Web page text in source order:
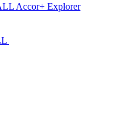
Accor+ Explorer